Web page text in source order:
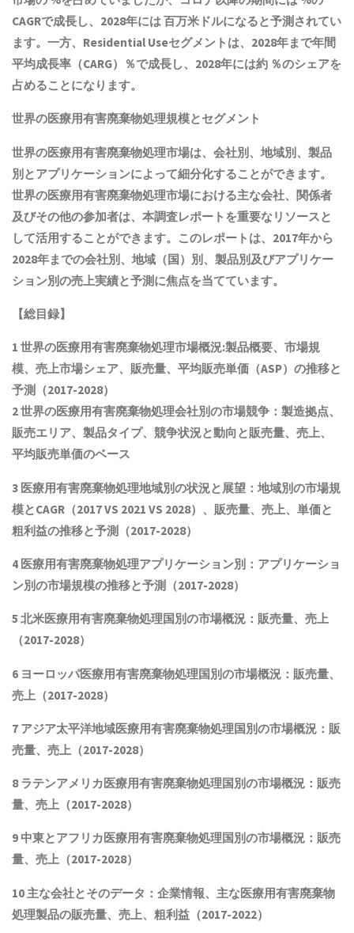
CAGRで成長し、2028年には 百万米ドルになると予測されてい
ます。一方、Residential Useセグメントは、2028年まで年間
平均成長率（CARG）％で成長し、2028年には約 ％のシェアを
占めることになります。
世界の医療用有害廃棄物処理規模とセグメント
世界の医療用有害廃棄物処理市場は、会社別、地域別、製品
別とアプリケーションによって細分化することができます。
世界の医療用有害廃棄物処理市場における主な会社、関係者
及びその他の参加者は、本調査レポートを重要なリソースと
して活用することができます。このレポートは、2017年から
2028年までの会社別、地域（国）別、製品別及びアプリケー
ション別の売上実績と予測に焦点を当てています。
【総目録】
1 世界の医療用有害廃棄物処理市場概況:製品概要、市場規
模、売上市場シェア、販売量、平均販売単価（ASP）の推移と
予測 （2017-2028）
2 世界の医療用有害廃棄物処理会社別の市場競争：製造拠点、
販売エリア、製品タイプ、競争状況と動向と 販売量、売上、
平均販売単価のベース
3 医療用有害廃棄物処理地域別の状況と展望：地域別の市場規
模とCAGR （2017 VS 2021 VS 2028）、販売量、売上、単価と
粗利益の推移と予測（2017-2028）
4 医療用有害廃棄物処理アプリケーション別：アプリケーショ
ン別の市場規模の推移と予測（2017-2028）
5 北米医療用有害廃棄物処理 国別の市場概況 ：販売量、売上
（2017-2028）
6 ヨーロッパ医療用有害廃棄物処理国別の市場概況：販売量、
売上（2017-2028）
7 アジア太平洋地域医療用有害廃棄物処理国別の市場概況：販
売量、売上（2017-2028）
8 ラテンアメリカ医療用有害廃棄物処理国別の市場概況：販売
量、売上（2017-2028）
9 中東とアフリカ医療用有害廃棄物処理 国別の市場概況：販売
量、売上（2017-2028）
10 主な会社とそのデータ ：企業情報、主な医療用有害廃棄物
処理製品の販売量、売上、粗利益（2017-2022）